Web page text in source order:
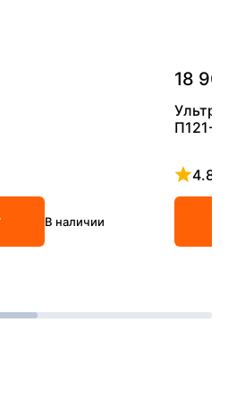
В наличии
18
П121-
4.8